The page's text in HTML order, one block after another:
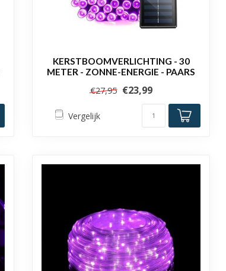
KERSTBOOMVERLICHTING - 30
METER - ZONNE-ENERGIE - PAARS
€27,95 €23,99
Vergelijk